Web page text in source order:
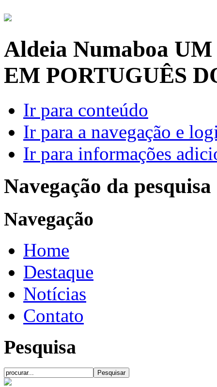
Aldeia Numaboa UM
EM PORTUGUÊS
Ir para conteúdo
Ir para a navegação e
Ir para informações
Navegação da pesquisa
Navegação
Home
Destaque
Notícias
Contato
Pesquisa